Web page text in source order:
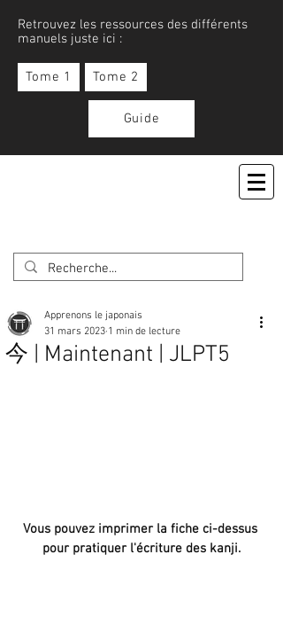
Retrouvez les ressources des différents
manuels juste ici :
Tome 1 Tome 2
Guide
今 | Maintenant | JLPT5
Apprenons le japonais
31 mars 2023 1 min de lecture
Vous pouvez imprimer la fiche ci-dessus
pour pratiquer l'écriture des kanji.